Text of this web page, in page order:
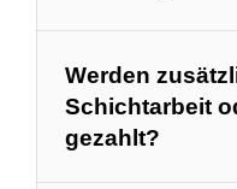
Werden
Schichtarbeit
gezahlt?